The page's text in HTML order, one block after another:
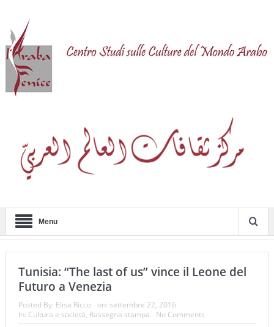
Menu
Tunisia: “The last of us” vince il Leone del
Futuro a Venezia
Posted By: Elisa Ricco on: settembre 22, 2016
In: Cultura e società, Rassegna stampa No Comments